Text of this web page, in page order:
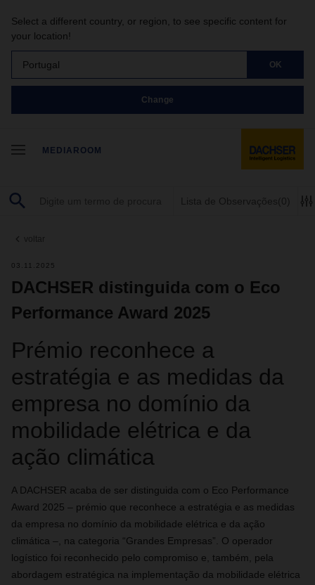
Select a different country, or region, to see specific content for
your location!
Portugal OK
Change
MEDIAROOM
Lista de Observações (0)
voltar
03.11.2025
DACHSER distinguida com o Eco
Performance Award 2025
Prémio reconhece a
estratégia e as medidas da
empresa no domínio da
mobilidade elétrica e da
ação climática
A DACHSER acaba de ser distinguida com o Eco Performance
Award 2025 – prémio que reconhece a estratégia e as medidas
da empresa no domínio da mobilidade elétrica e da ação
climática –, na categoria “Grandes Empresas”. O operador
logístico foi reconhecido pelo compromiso e, também, pela
abordagem estratégica na implementação da mobilidade elétrica